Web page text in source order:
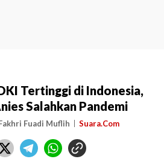
Tertinggi di Indonesia,
Salahkan Pandemi
Fuadi Muflih Suara.Com